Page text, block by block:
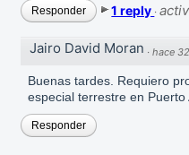
Responder 1 reply ·
Jairo David Moran ·hace
Buenas tardes. Requiero
especial terrestre en Puerto
Responder